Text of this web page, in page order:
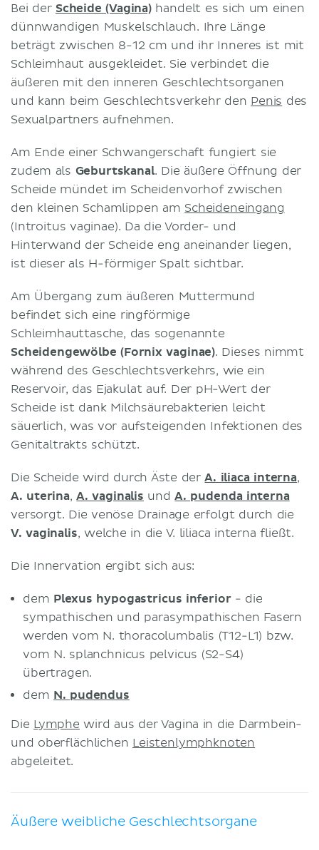
Bei der Scheide (Vagina)handelt es sich um einen
dünnwandigen Muskelschlauch. Ihre Länge
beträgt zwischen 8-12 cm und ihr Inneres ist mit
Schleimhaut ausgekleidet. Sie verbindet die
äußeren mit den inneren Geschlechtsorganen
und kann beim Geschlechtsverkehr den Penis des
Sexualpartners aufnehmen.
Am Ende einer Schwangerschaft fungiert sie
zudem als Geburtskanal. Die äußere Öffnung der
Scheide mündet im Scheidenvorhof zwischen
den kleinen Schamlippen am Scheideneingang
(Introitus vaginae). Da die Vorder- und
Hinterwand der Scheide eng aneinander liegen,
ist dieser als H-förmiger Spalt sichtbar.
Am Übergang zum äußeren Muttermund
befindet sich eine ringförmige
Schleimhauttasche, das sogenannte
Scheidengewölbe (Fornix vaginae). Dieses nimmt
während des Geschlechtsverkehrs, wie ein
Reservoir, das Ejakulat auf. Der pH-Wert der
Scheide ist dank Milchsäurebakterien leicht
säuerlich, was vor aufsteigenden Infektionen des
Genitaltrakts schützt.
Die Scheide wird durch Äste derA. iliaca interna,
A. uterina,A. vaginalis undA. pudenda interna
versorgt. Die venöse Drainage erfolgt durch die
V. vaginalis, welche in die V. liliaca interna fließt.
Die Innervation ergibt sich aus:
dem Plexus hypogastricus inferior- die
sympathischen und parasympathischen Fasern
werden vom N. thoracolumbalis (T12-L1) bzw.
vom N. splanchnicus pelvicus (S2-S4)
übertragen.
dem N. pudendus
Die Lymphe wird aus der Vagina in die Darmbein-
und oberflächlichen Leistenlymphknoten
abgeleitet.
Äußere weibliche Geschlechtsorgane